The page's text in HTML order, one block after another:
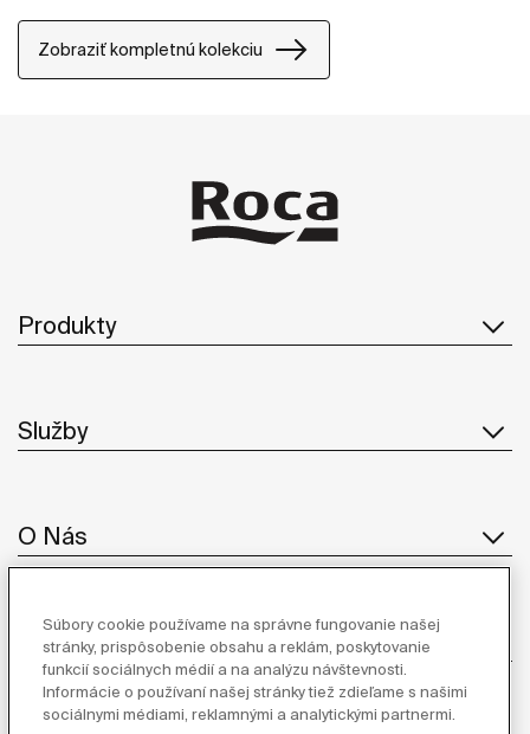
Zobraziť kompletnú kolekciu
Produkty
Služby
O Nás
Inšpirácia
Sledujte nás
Súbory cookie používame na správne fungovanie našej
stránky, prispôsobenie obsahu a reklám, poskytovanie
funkcií sociálnych médií a na analýzu návštevnosti.
Informácie o používaní našej stránky tiež zdieľame s našimi
sociálnymi médiami, reklamnými a analytickými partnermi.